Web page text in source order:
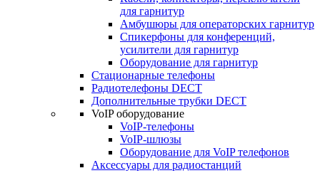
для гарнитур
Амбушюры для операторских гарнитур
Cпикерфоны для конференций,
усилители для гарнитур
Оборудование для гарнитур
Стационарные телефоны
Радиотелефоны DECT
Дополнительные трубки DECT
VoIP оборудование
VoIP-телефоны
VoIP-шлюзы
Оборудование для VoIP телефонов
Аксессуары для радиостанций